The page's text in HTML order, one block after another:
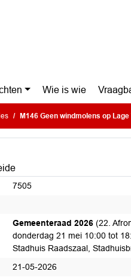
Wie is wie
M146 Geen windmolens op Lage
7505
Gemeenteraad 2026 (22.
donderdag 21 mei 10:00 tot
Stadhuis Raadszaal,
21-05-2026